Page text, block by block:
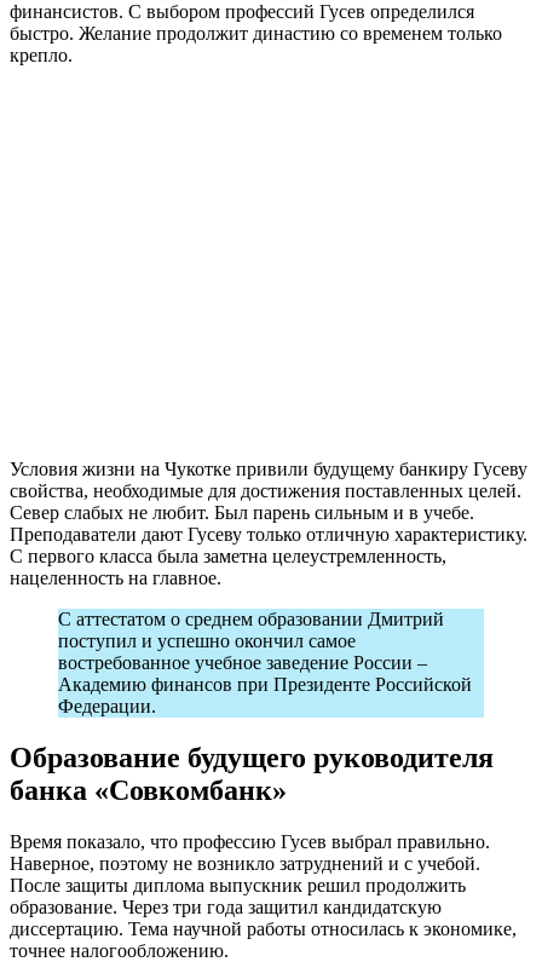
финансистов. С выбором профессий Гусев определился
быстро. Желание продолжит династию со временем только
крепло.
Условия жизни на Чукотке привили будущему банкиру Гусеву
свойства, необходимые для достижения поставленных целей.
Север слабых не любит. Был парень сильным и в учебе.
Преподаватели дают Гусеву только отличную характеристику.
С первого класса была заметна целеустремленность,
нацеленность на главное.
С аттестатом о среднем образовании Дмитрий
поступил и успешно окончил самое
востребованное учебное заведение России –
Академию финансов при Президенте Российской
Федерации.
Образование будущего руководителя
банка «Совкомбанк»
Время показало, что профессию Гусев выбрал правильно.
Наверное, поэтому не возникло затруднений и с учебой.
После защиты диплома выпускник решил продолжить
образование. Через три года защитил кандидатскую
диссертацию. Тема научной работы относилась к экономике,
точнее налогообложению.